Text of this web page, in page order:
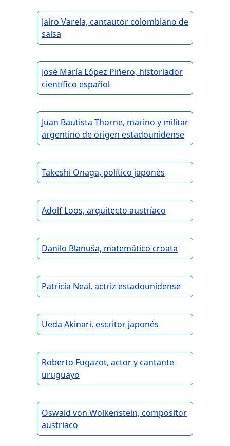
Jairo Varela, cantautor colombiano de
salsa
José María López Piñero, historiador
científico español
Juan Bautista Thorne, marino y militar
argentino de origen estadounidense
Takeshi Onaga, político japonés
Adolf Loos, arquitecto austríaco
Danilo Blanuša, matemático croata
Patricia Neal, actriz estadounidense
Ueda Akinari, escritor japonés
Roberto Fugazot, actor y cantante
uruguayo
Oswald von Wolkenstein, compositor
austriaco